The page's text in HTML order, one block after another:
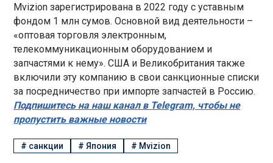
Mvizion зарегистрирована в 2022 году с уставным
фондом 1 млн сумов. Основной вид деятельности –
«оптовая торговля электронным,
телекоммуникационным оборудованием и
запчастями к нему». США и Великобритания также
включили эту компанию в свои санкционные списки
за посредничество при импорте запчастей в Россию.
Подпишитесь на наш канал в Telegram, чтобы не
пропустить важные новости
# санкции # Япония # Mvizion